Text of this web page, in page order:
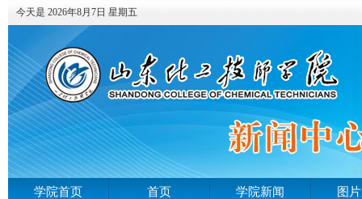
今天是 2026年8月7日 星期五
学院首页 首页 学院新闻 图